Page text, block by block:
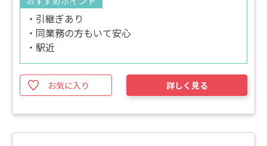
・引継ぎあり
・同業務の方もいて安心
・駅近
お気に入り 詳しく見る